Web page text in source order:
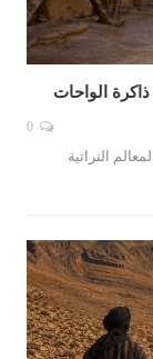
الواحات
التراثية